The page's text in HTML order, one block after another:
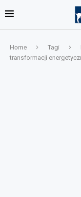
Home Tagi
transformacji